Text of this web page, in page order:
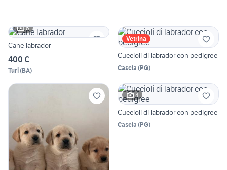
6
Cane labrador
400 €
Turi(BA)
Vetrina
Cuccioli di labrador con pedigree
Cascia (PG)
4
Cuccioli di labrador con pedigree
Cascia (PG)